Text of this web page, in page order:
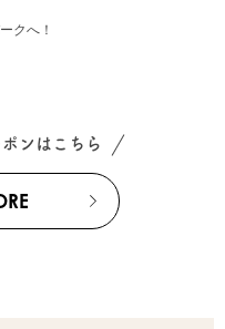
クへ！
ンはこちら